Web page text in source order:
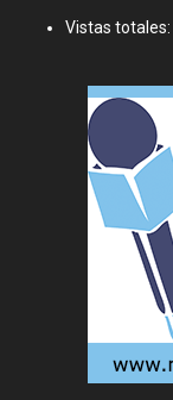
Vistas totales: